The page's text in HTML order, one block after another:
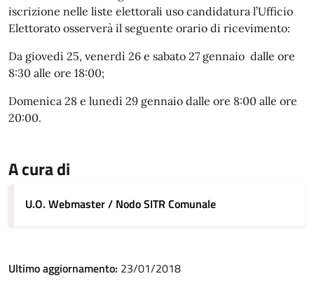
iscrizione nelle liste elettorali uso candidatura l’Ufficio
Elettorato osserverà il seguente orario di ricevimento:
Da giovedì 25, venerdì 26 e sabato 27 gennaio dalle ore
8:30 alle ore 18:00;
Domenica 28 e lunedì 29 gennaio dalle ore 8:00 alle ore
20:00.
A cura di
U.O. Webmaster / Nodo SITR Comunale
Ultimo aggiornamento: 23/01/2018